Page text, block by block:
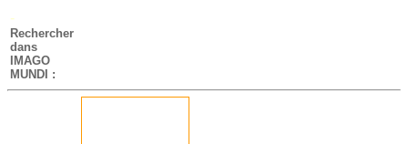
-
Rechercher
dans
IMAGO
MUNDI :